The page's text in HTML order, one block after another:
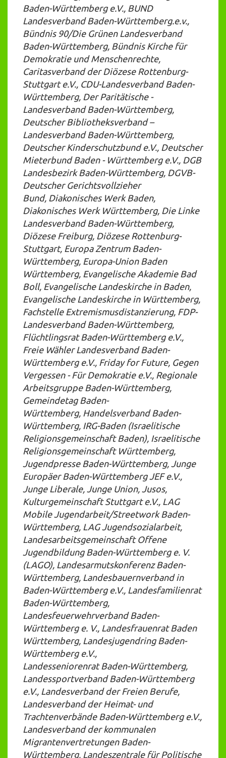
Baden-Württemberg e.V., BUND
Landesverband Baden-Württemberg.e.v.,
Bündnis 90/Die Grünen Landesverband
Baden-Württemberg, Bündnis Kirche für
Demokratie und Menschenrechte,
Caritasverband der Diözese Rottenburg-
Stuttgart e.V., CDU-Landesverband Baden-
Württemberg, Der Paritätische -
Landesverband Baden-Württemberg,
Deutscher Bibliotheksverband –
Landesverband Baden-Württemberg,
Deutscher Kinderschutzbund e.V., Deutscher
Mieterbund Baden - Württemberg e.V., DGB
Landesbezirk Baden-Württemberg, DGVB-
Deutscher Gerichtsvollzieher
Bund, Diakonisches Werk Baden,
Diakonisches Werk Württemberg, Die Linke
Landesverband Baden-Württemberg,
Diözese Freiburg, Diözese Rottenburg-
Stuttgart, Europa Zentrum Baden-
Württemberg, Europa-Union Baden
Württemberg, Evangelische Akademie Bad
Boll, Evangelische Landeskirche in Baden,
Evangelische Landeskirche in Württemberg,
Fachstelle Extremismusdistanzierung, FDP-
Landesverband Baden-Württemberg,
Flüchtlingsrat Baden-Württemberg e.V.,
Freie Wähler Landesverband Baden-
Württemberg e.V., Friday for Future, Gegen
Vergessen - Für Demokratie e.V., Regionale
Arbeitsgruppe Baden-Württemberg,
Gemeindetag Baden-
Württemberg, Handelsverband Baden-
Württemberg, IRG-Baden (Israelitische
Religionsgemeinschaft Baden), Israelitische
Religionsgemeinschaft Württemberg,
Jugendpresse Baden-Württemberg, Junge
Europäer Baden-Württemberg JEF e.V.,
Junge Liberale, Junge Union, Jusos,
Kulturgemeinschaft Stuttgart e.V., LAG
Mobile Jugendarbeit/Streetwork Baden-
Württemberg, LAG Jugendsozialarbeit,
Landesarbeitsgemeinschaft Offene
Jugendbildung Baden-Württemberg e. V.
(LAGO), Landesarmutskonferenz Baden-
Württemberg, Landesbauernverband in
Baden-Württemberg e.V., Landesfamilienrat
Baden-Württemberg,
Landesfeuerwehrverband Baden-
Württemberg e. V., Landesfrauenrat Baden
Württemberg, Landesjugendring Baden-
Württemberg e.V.,
Landesseniorenrat Baden-Württemberg,
Landessportverband Baden-Württemberg
e.V., Landesverband der Freien Berufe,
Landesverband der Heimat- und
Trachtenverbände Baden-Württemberg e.V.,
Landesverband der kommunalen
Migrantenvertretungen Baden-
Württemberg, Landeszentrale für Politische